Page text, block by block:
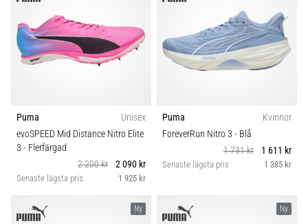
Puma
Unisex
evoSPEED Mid Distance Nitro Elite
3 - Flerfärgad
2 200 kr
2 090 kr
Senaste lägsta pris 1 925 kr
Puma
Kvinnor
ForeverRun Nitro 3 - Blå
1 731 kr
1 611 kr
Senaste lägsta pris 1 385 kr
Ny Ny